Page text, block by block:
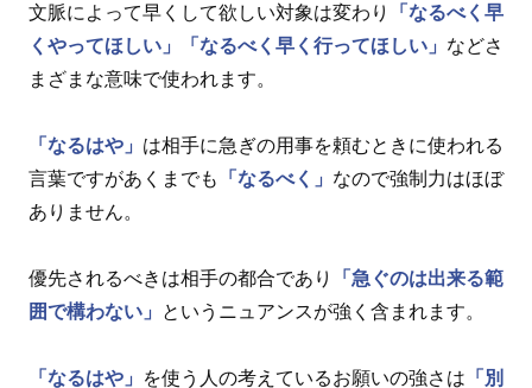
文脈によって早くして欲しい対象は変わり
「なるべく早
くやってほしい」
「なるべく早く行ってほしい」 などさ
まざまな意味で使われます。
「なるはや」 は相手に急ぎの用事を頼むときに使われる
言葉ですがあくまでも
「なるべく」 なので強制力はほぼ
ありません。
優先されるべきは相手の都合であり
「急ぐのは出来る範
囲で構わない」
というニュアンスが強く含まれます。
「なるはや」 を使う人の考えているお願いの強さは 「別